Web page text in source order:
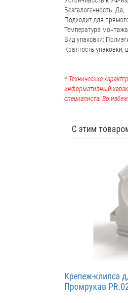
Безгалогенность: Да;
Подходит для
Температура
Вид упаковки:
Кратность упаковки,
* Технические
информативный
специалиста. Во
С этим
Крепеж-клипса
Промрукав